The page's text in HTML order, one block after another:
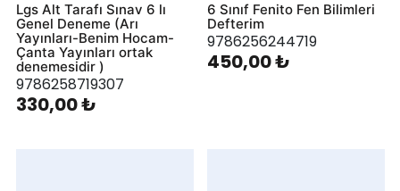
Lgs Alt Tarafı Sınav 6 lı
Genel Deneme (Arı
Yayınları-Benim Hocam-
Çanta Yayınları ortak
denemesidir )
9786258719307
330,00 ₺
6 Sınıf Fenito Fen Bilimleri
Defterim
9786256244719
450,00 ₺